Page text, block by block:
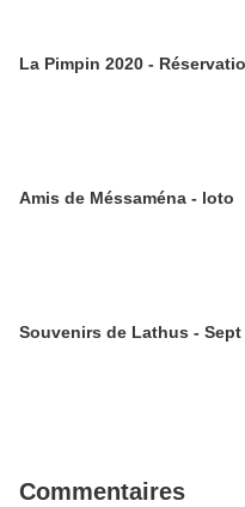
La Pimpin 2020 -
Amis de Méssaména - loto
Souvenirs de Lathus - Sept
Commentaires